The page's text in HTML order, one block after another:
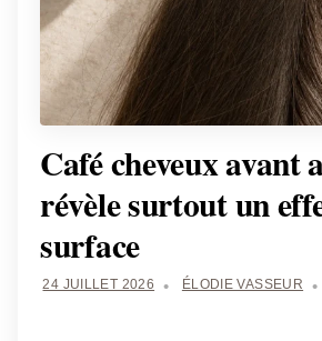
Café cheveux avant
révèle surtout un
surface
24 JUILLET 2026 ÉLODIE VASSEUR